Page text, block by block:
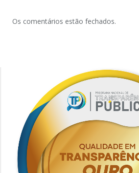
Os comentários estão fechados.